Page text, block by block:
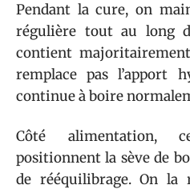
Pendant la cure, on
régulière tout au long
contient
remplace pas l’apport
continue à boire
Côté alimentation,
positionnent la sève de
de rééquilibrage. On la